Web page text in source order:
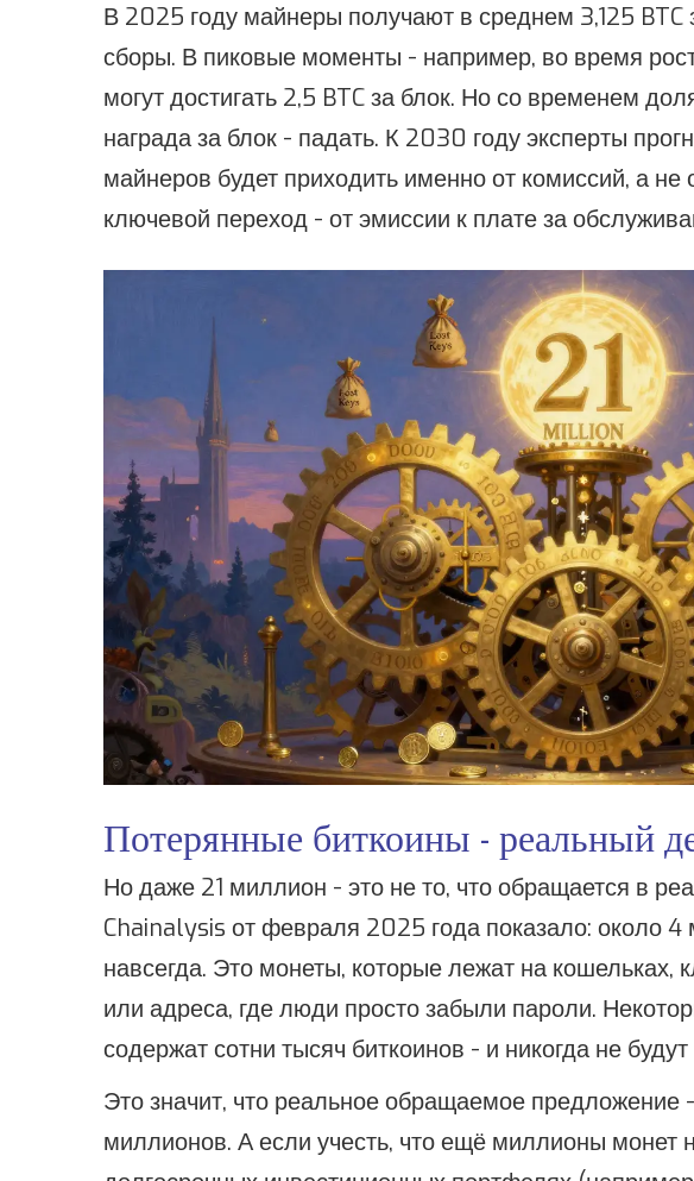
В 2025 году майнеры получают в среднем 3,125 BTC
сборы. В пиковые моменты - например, во время
могут достигать 2,5 BTC за блок. Но со временем
награда за блок - падать. К 2030 году эксперты
майнеров будет приходить именно от комиссий, а не
ключевой переход - от эмиссии к плате за
Потерянные биткоины - реальный
Но даже 21 миллион - это не то, что обращается в
Chainalysis от февраля 2025 года показало: около
навсегда. Это монеты, которые лежат на кошельках,
или адреса, где люди просто забыли пароли.
содержат сотни тысяч биткоинов - и никогда не
Это значит, что реальное обращаемое предложение
миллионов. А если учесть, что ещё миллионы монет